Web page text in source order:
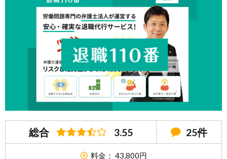
総合 3.55 25件
料金： 43,800円